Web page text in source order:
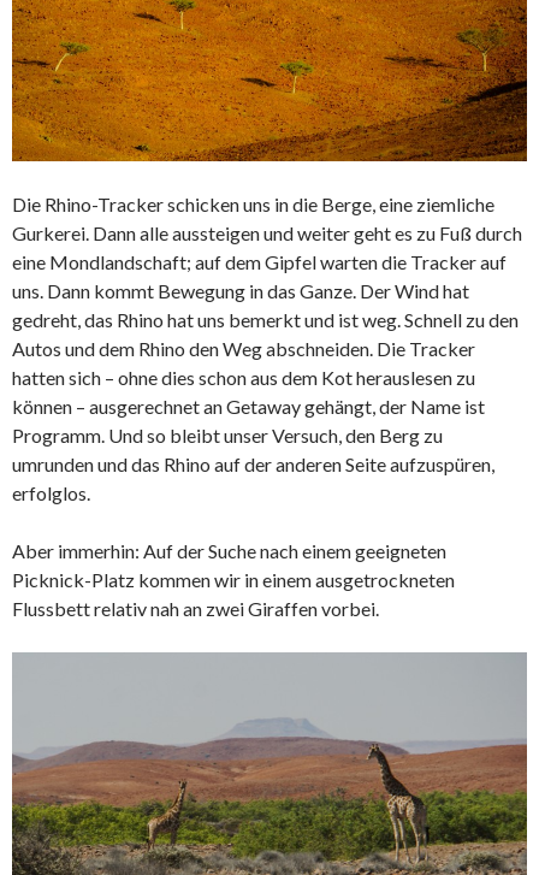
Die Rhino-Tracker schicken uns in die Berge, eine ziemliche
Gurkerei. Dann alle aussteigen und weiter geht es zu Fuß durch
eine Mondlandschaft; auf dem Gipfel warten die Tracker auf
uns. Dann kommt Bewegung in das Ganze. Der Wind hat
gedreht, das Rhino hat uns bemerkt und ist weg. Schnell zu den
Autos und dem Rhino den Weg abschneiden. Die Tracker
hatten sich – ohne dies schon aus dem Kot herauslesen zu
können – ausgerechnet an Getaway gehängt, der Name ist
Programm. Und so bleibt unser Versuch, den Berg zu
umrunden und das Rhino auf der anderen Seite aufzuspüren,
erfolglos.
Aber immerhin: Auf der Suche nach einem geeigneten
Picknick-Platz kommen wir in einem ausgetrockneten
Flussbett relativ nah an zwei Giraffen vorbei.